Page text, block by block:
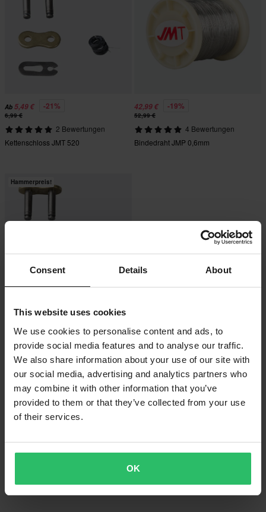
Consent Details About
This website uses cookies
We use cookies to personalise content and ads, to
provide social media features and to analyse our traffic.
We also share information about your use of our site with
our social media, advertising and analytics partners who
may combine it with other information that you’ve
provided to them or that they’ve collected from your use
of their services.
OK
Ab 5,49 € -21%
6,99 €
2 Bewertungen
Kettenschloss JMT 520
42,99 € -19%
52,99 €
4 Bewertungen
Bindedraht JMP 0,6mm
Hammerpreis!
5,99 € -25%
5 Bewertungen
Kettenschloss JMT 530